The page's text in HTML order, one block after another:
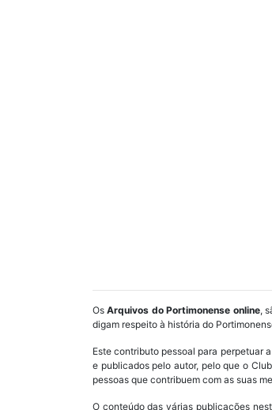
OsArquivos do Portimonense online,
digam respeito à história do
Este contributo pessoal para perpetuar
e publicados pelo autor, pelo que o
pessoas que contribuem com as suas
O conteúdo das várias publicações